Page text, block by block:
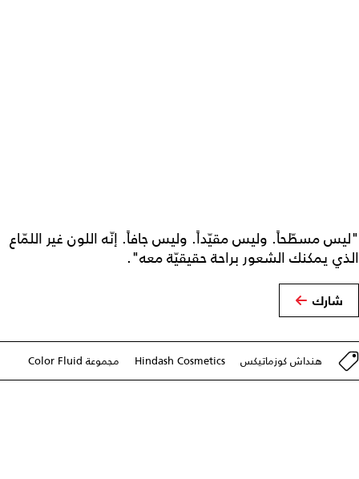
"ليس مسطّحاً. وليس مقيّداً. وليس جافاً. إنّه اللون غير اللمّاع
الذي يمكنك الشعور براحة حقيقيّة معه".
شارك
هنداش كوزماتيكس Hindash Cosmetics مجموعة Color Fluid